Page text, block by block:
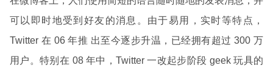
可以即时地受到好友的消息。由于易用，实时等特点，
Twitter 在 06 年推 出至今逐步升温，已经拥有超过 300 万
用户。特别在 08 年中，Twitter 一改起步阶段 geek 玩具的